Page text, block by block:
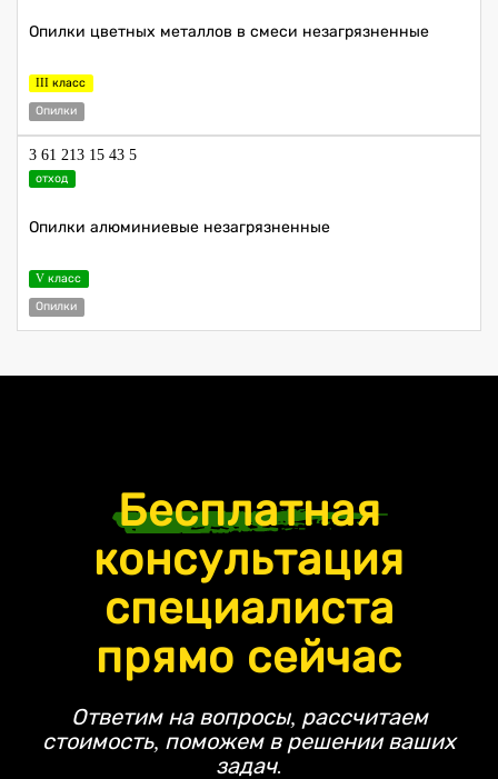
Опилки цветных металлов в смеси незагрязненные
III класс
Опилки
3 61 213 15 43 5
отход
Опилки алюминиевые незагрязненные
V класс
Опилки
Бесплатная
консультация
специалиста
прямо сейчас
Ответим на вопросы, рассчитаем
стоимость, поможем в решении ваших
задач.